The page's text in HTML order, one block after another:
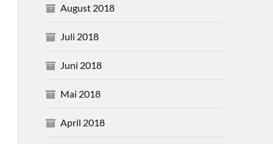
August 2018
Juli 2018
Juni 2018
Mai 2018
April 2018